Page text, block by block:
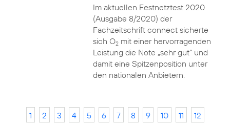
Im aktuellen Festnetztest 2020
(Ausgabe 8/2020) der
Fachzeitschrift connect sicherte
sich O2mit einer hervorragenden
Leistung die Note „sehr gut“ und
damit eine Spitzenposition unter
den nationalen Anbietern.
1 2 3 4 5 6 7 8 9 10 11
12